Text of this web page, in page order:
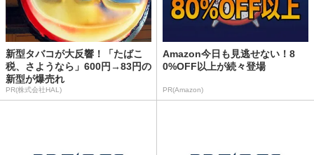
新型タバコが大反響！「たばこ
税、さようなら」600円→83円の
新型が爆売れ
PR(株式会社HAL)
Amazon今日も見逃せない！8
0%OFF以上が続々登場
PR(Amazon)